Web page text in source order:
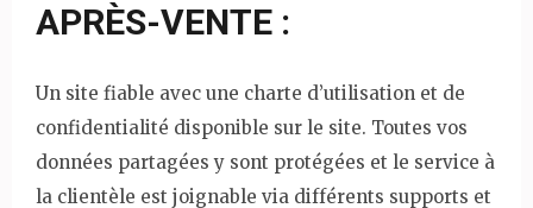
APRÈS-VENTE :
Un site fiable avec une charte d’utilisation et de
confidentialité disponible sur le site. Toutes vos
données partagées y sont protégées et le service à
la clientèle est joignable via différents supports et